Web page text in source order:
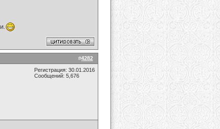
#4282
Регистрация: 30.01.2016
Сообщений: 5,676